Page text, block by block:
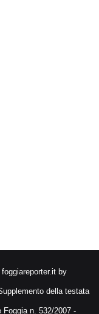
by
della testata
Foggia n. 532/2007 -